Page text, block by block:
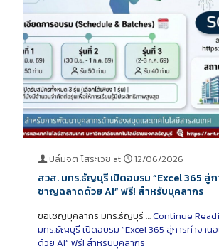
ปลื้มจิต โสระเวช at 12/06/2026
สวส. มทร.ธัญบุรี เปิดอบรม “Excel 365 สู่
ชาญฉลาดด้วย AI” ฟรี! สำหรับบุคลากร
ขอเชิญบุคลากร มทร.ธัญบุรี … Continue
มทร.ธัญบุรี เปิดอบรม “Excel 365 สู่การทำงา
ด้วย AI” ฟรี! สำหรับบุคลากร